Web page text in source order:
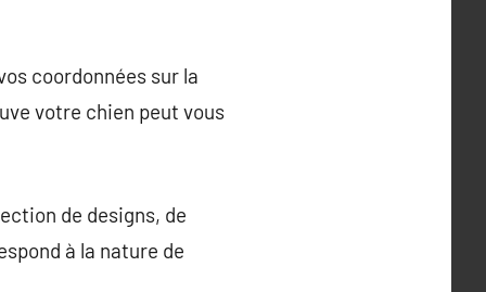
coordonnées sur la
votre chien peut vous
de designs, de
à la nature de